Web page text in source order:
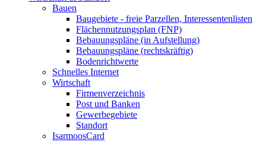
Bauen
Baugebiete - freie Parzellen, Interessentenlisten
Flächennutzungsplan (FNP)
Bebauungspläne (in Aufstellung)
Bebauungspläne (rechtskräftig)
Bodenrichtwerte
Schnelles Internet
Wirtschaft
Firmenverzeichnis
Post und Banken
Gewerbegebiete
Standort
IsarmoosCard